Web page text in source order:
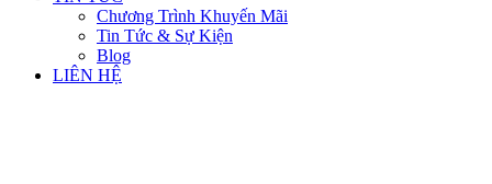
Chương Trình Khuyến Mãi
Tin Tức & Sự Kiện
Blog
LIÊN HỆ